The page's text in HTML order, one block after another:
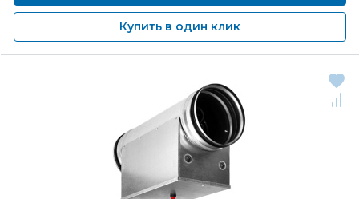
Купить в один клик